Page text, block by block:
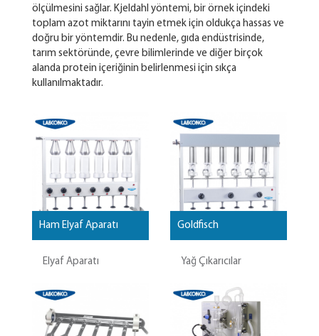
ölçülmesini sağlar. Kjeldahl yöntemi, bir örnek içindeki
toplam azot miktarını tayin etmek için oldukça hassas ve
doğru bir yöntemdir. Bu nedenle, gıda endüstrisinde,
tarım sektöründe, çevre bilimlerinde ve diğer birçok
alanda protein içeriğinin belirlenmesi için sıkça
kullanılmaktadır.
Ham Elyaf Aparatı
Elyaf Aparatı
Goldfisch
Yağ Çıkarıcılar